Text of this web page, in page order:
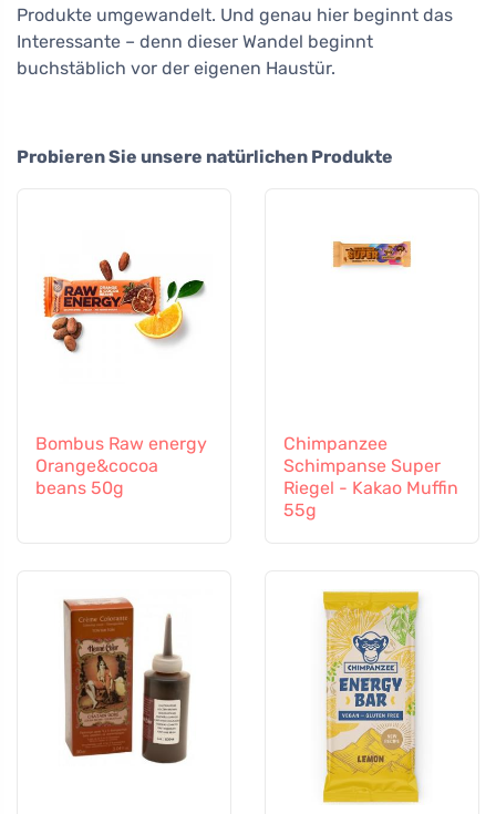
Produkte umgewandelt. Und genau hier beginnt das
Interessante – denn dieser Wandel beginnt
buchstäblich vor der eigenen Haustür.
Probieren Sie unsere natürlichen Produkte
Bombus Raw energy
Orange&cocoa
beans 50g
Chimpanzee
Schimpanse Super
Riegel - Kakao Muffin
55g